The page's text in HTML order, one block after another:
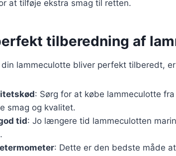
at tilføje ekstra smag til retten.
tilberedning af
din lammeculotte bliver perfekt tilberedt,
: Sørg for at købe lammeculotte
smag og kvalitet.
tid: Jo længere tid lammeculotten
: Dette er den bedste måde